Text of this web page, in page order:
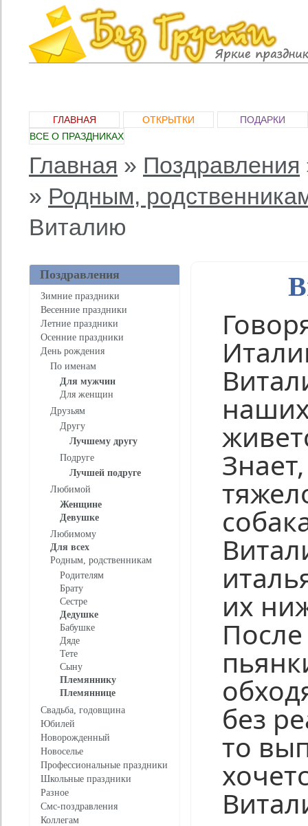
ГЛАВНАЯ ОТКРЫТКИ
ПОДАРКИ
ВСЕ О ПРАЗДНИКАХ
Главная » Поздравления
» Родным,
Виталию
Поздравления
Зимние праздники
Весенние праздники
Летние праздники
Осенние праздники
День рождения
По именам
Для мужчин
Для женщин
Друзьям
Другу
Лучшему другу
Подруге
Лучшей подруге
Любимой
Женщине
Девушке
Любимому
Для всех
Родным, родственникам
Родителям
Брату
Сестре
Дедушке
Бабушке
Дяде
Тете
Сыну
Племяннику
Племяннице
Свадьба, годовщина
Юбилей
Новорожденный
Новоселье
Профессиональные праздники
Школьные праздники
Разное
Смс-поздравления
Коллегам
их
без
то